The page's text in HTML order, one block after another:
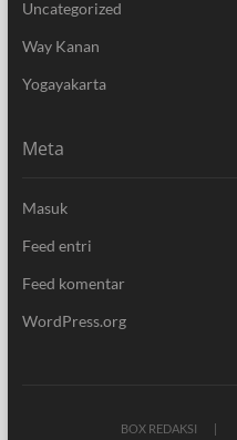
Uncategorized
Way Kanan
Yogayakarta
Meta
Masuk
Feed entri
Feed komentar
WordPress.org
BOX REDAKSI